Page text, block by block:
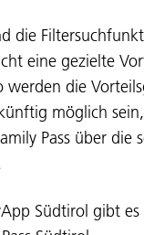
die
eine gezielte
die
möglich
Pass über die
Südtirol gibt